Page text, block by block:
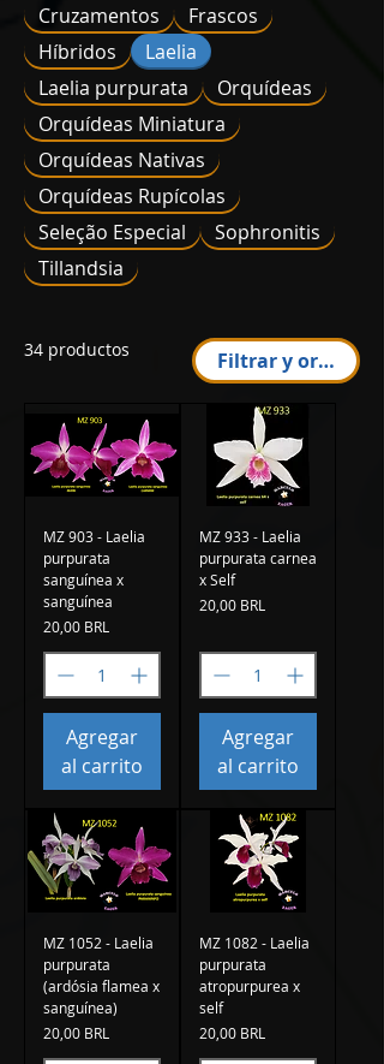
Cruzamentos
Frascos
Híbridos
Laelia
Laelia purpurata
Orquídeas
Orquídeas Miniatura
Orquídeas Nativas
Orquídeas Rupícolas
Seleção Especial
Sophronitis
Tillandsia
34 productos Filtrar y ordenar
MZ 903 - Laelia
purpurata
sanguínea x
sanguínea
Precio
20,00 BRL
Agregar
al carrito
MZ 933 - Laelia
purpurata carnea
x Self
Precio
20,00 BRL
Agregar
al carrito
MZ 1052 - Laelia
purpurata
(ardósia flamea x
sanguínea)
Precio
20,00 BRL
MZ 1082 - Laelia
purpurata
atropurpurea x
self
Precio
20,00 BRL